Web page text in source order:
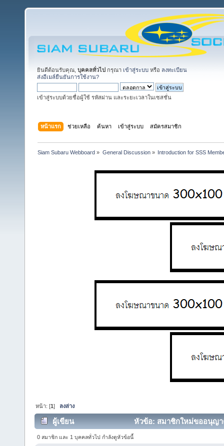
ยินดีต้อนรับคุณ, บุคคลทั่วไป กรุณา เข้าสู่ระบบ หรือ ลงทะเบียน
ส่งอีเมล์ยืนยันการใช้งาน?
เข้าสู่ระบบด้วยชื่อผู้ใช้ รหัสผ่าน และระยะเวลาในเซสชั่น
หน้าแรก ช่วยเหลือ ค้นหา เข้าสู่ระบบ สมัครสมาชิก
Siam Subaru Webboard » General Discussion» Introduction for SSS
หน้า: [1] ลงล่าง
ผู้เขียน หัวข้อ: สมาชิกใหม่ขออนุญ
0 สมาชิก และ 1 บุคคลทั่วไป กำลังดูหัวข้อนี้